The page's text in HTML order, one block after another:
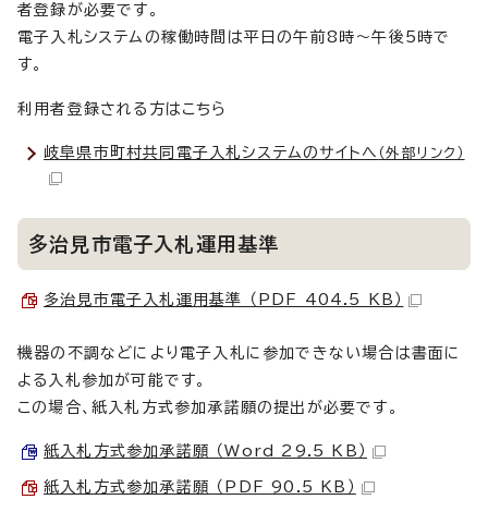
者登録が必要です。
電子入札システムの稼働時間は平日の午前8時～午後5時で
す。
利用者登録される方はこちら
岐阜県市町村共同電子入札システムのサイトへ （外部リンク）
多治見市電子入札運用基準
多治見市電子入札運用基準 （PDF 404.5 KB）
機器の不調などにより電子入札に参加できない場合は書面に
よる入札参加が可能です。
この場合、紙入札方式参加承諾願の提出が必要です。
紙入札方式参加承諾願 （Word 29.5 KB）
紙入札方式参加承諾願 （PDF 90.5 KB）